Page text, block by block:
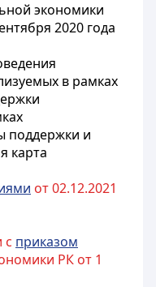
экономики
2020 года
в рамках
поддержки и
карта
от 02.12.2021
с приказом
РК от 1